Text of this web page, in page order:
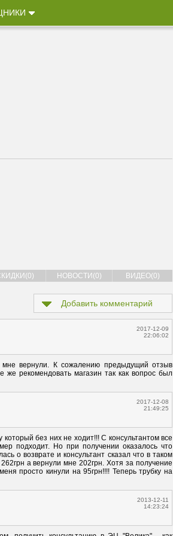
НОВОСТИ(0) ВИДЕО(0)
Добавить комментарий
2017-12-09
22:06:02
вернули. К сожалению предыдущий отзыв
же рекомендовать магазин так как вопрос был
2017-12-08
21:49:25
без них не ходит!!! С консультантом все
подходит. Но при получении оказалось что
о возврате и консультант сказал что в таком
а вернули мне 202грн. Хотя за получение
просто кинули на 95грн!!!! Теперь трубку на
2013-12-11
14:23:24